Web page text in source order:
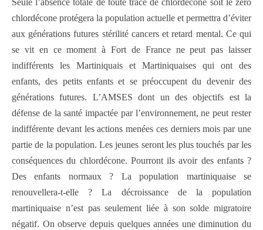
Seule l’absence totale de toute trace de chlordécone soit le zéro
chlordécone protégera la population actuelle et permettra d’éviter
aux générations futures stérilité cancers et retard mental. Ce qui
se vit en ce moment à Fort de France ne peut pas laisser
indifférents les Martiniquais et Martiniquaises qui ont des
enfants, des petits enfants et se préoccupent du devenir des
générations futures. L’AMSES dont un des objectifs est la
défense de la santé impactée par l’environnement, ne peut rester
indifférente devant les actions menées ces derniers mois par une
partie de la population. Les jeunes seront les plus touchés par les
conséquences du chlordécone. Pourront ils avoir des enfants ?
Des enfants normaux ? La population martiniquaise se
renouvellera-t-elle ? La décroissance de la population
martiniquaise n’est pas seulement liée à son solde migratoire
négatif. On observe depuis quelques années une diminution du